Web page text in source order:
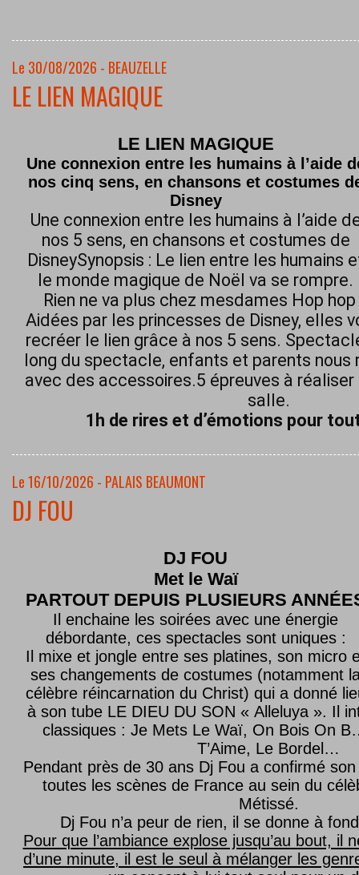
Le 30/08/2026 - BEAUZELLE
LE LIEN MAGIQUE
LE LIEN MAGIQUE
Une connexion entre les humains à l’aide
nos cinq sens, en chansons et costumes
Disney
Une connexion entre les humains à l’aide
nos 5 sens, en chansons et costumes de
DisneySynopsis : Le lien entre les humains
le monde magique de Noël va se rompre.
Rien ne va plus chez mesdames Hop
Aidées par les princesses de Disney, elles
recréer le lien grâce à nos 5 sens.
long du spectacle, enfants et parents nous
avec des accessoires.5 épreuves à
salle.
1h de rires et d’émotions pour
Le 16/10/2026 - PALAIS BEAUMONT
DJ FOU
DJ FOU
Met le Waï
PARTOUT DEPUIS PLUSIEURS
Il enchaine les soirées avec une énergie
débordante, ces spectacles sont uniques :
Il mixe et jongle entre ses platines, son micro
ses changements de costumes (notamment
célèbre réincarnation du Christ) qui a donné
à son tube LE DIEU DU SON « Alleluya ». Il
classiques : Je Mets Le Waï, On Bois On
T’Aime, Le Bordel…
Pendant près de 30 ans Dj Fou a confirmé son
toutes les scènes de France au sein du
Métissé.
Dj Fou n’a peur de rien, il se donne à
Pour que l’ambiance explose jusqu’au bout, il
d’une minute, il est le seul à mélanger les